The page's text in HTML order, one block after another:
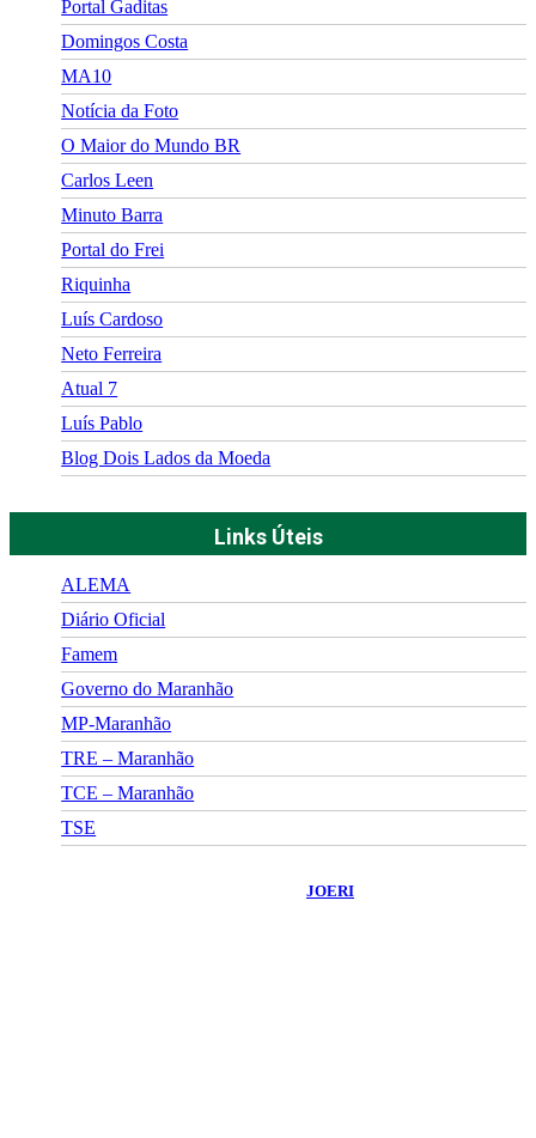
Portal Gaditas
Domingos Costa
MA10
Notícia da Foto
O Maior do Mundo BR
Carlos Leen
Minuto Barra
Portal do Frei
Riquinha
Luís Cardoso
Neto Ferreira
Atual 7
Luís Pablo
Blog Dois Lados da Moeda
Links Úteis
ALEMA
Diário Oficial
Famem
Governo do Maranhão
MP-Maranhão
TRE – Maranhão
TCE – Maranhão
TSE
JOERI